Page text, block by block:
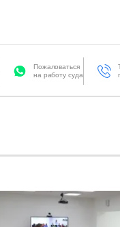
Пожаловаться
на работу суда